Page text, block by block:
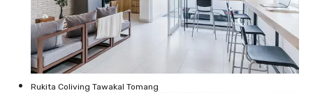
Rukita Coliving Tawakal Tomang